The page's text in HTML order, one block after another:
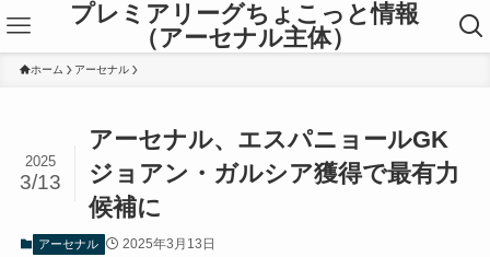
プレミアリーグちょこっと情報
（アーセナル主体）
ホーム アーセナル
アーセナル、エスパニョールGK
ジョアン・ガルシア獲得で最有力
候補に
2025
3/13
アーセナル 2025年3月13日